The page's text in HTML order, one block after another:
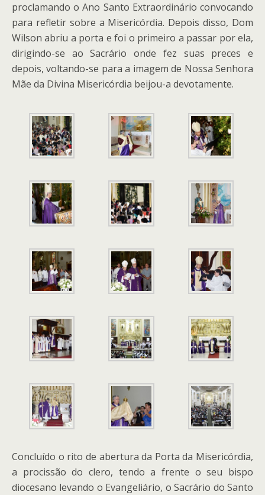
proclamando o Ano Santo Extraordinário convocando
para refletir sobre a Misericórdia. Depois disso, Dom
Wilson abriu a porta e foi o primeiro a passar por ela,
dirigindo-se ao Sacrário onde fez suas preces e
depois, voltando-se para a imagem de Nossa Senhora
Mãe da Divina Misericórdia beijou-a devotamente.
Concluído o rito de abertura da Porta da Misericórdia,
a procissão do clero, tendo a frente o seu bispo
diocesano levando o Evangeliário, o Sacrário do Santo